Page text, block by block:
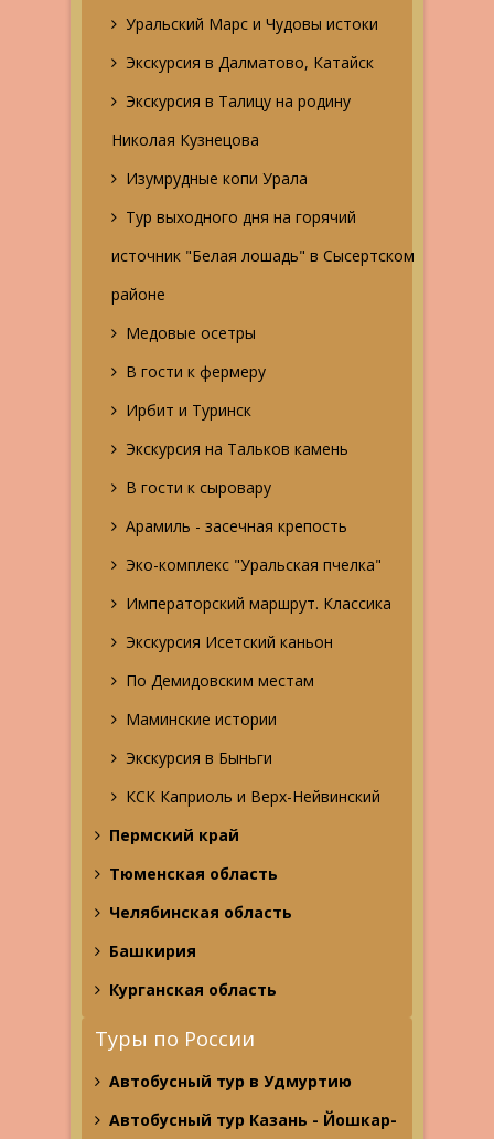
Уральский Марс и Чудовы истоки
Экскурсия в Далматово, Катайск
Экскурсия в Талицу на родину
Николая Кузнецова
Изумрудные копи Урала
Тур выходного дня на горячий
источник "Белая лошадь" в Сысертском
районе
Медовые осетры
В гости к фермеру
Ирбит и Туринск
Экскурсия на Тальков камень
В гости к сыровару
Арамиль - засечная крепость
Эко-комплекс "Уральская пчелка"
Императорский маршрут. Классика
Экскурсия Исетский каньон
По Демидовским местам
Маминские истории
Экскурсия в Быньги
КСК Каприоль и Верх-Нейвинский
Пермский край
Тюменская область
Челябинская область
Башкирия
Курганская область
Туры по России
Автобусный тур в Удмуртию
Автобусный тур Казань - Йошкар-